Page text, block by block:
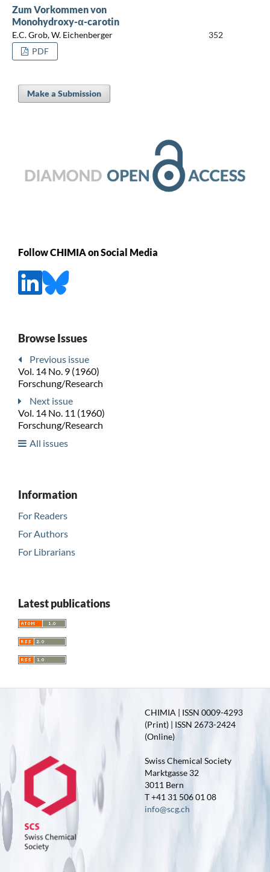
Zum Vorkommen von
Monohydroxy-α-carotin
E.C. Grob, W. Eichenberger
352
PDF
Make a Submission
Follow CHIMIA on Social Media
Browse Issues
Previous issue
Vol. 14 No. 9 (1960)
Forschung/Research
Next issue
Vol. 14 No. 11 (1960)
Forschung/Research
All issues
Information
For Readers
For Authors
For Librarians
Latest publications
CHIMIA | ISSN 0009-4293
(Print) | ISSN 2673-2424
(Online)
Swiss Chemical Society
Marktgasse 32
3011 Bern
T +41 31 506 01 08
info@scg.ch